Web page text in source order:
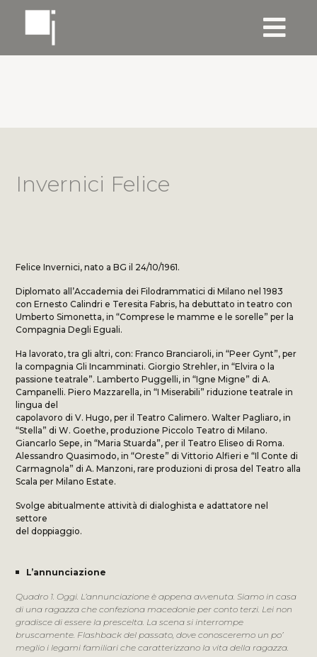
Invernici Felice
Felice Invernici, nato a BG il 24/10/1961.
Diplomato all’Accademia dei Filodrammatici di Milano nel 1983
con Ernesto Calindri e Teresita Fabris, ha debuttato in teatro con
Umberto Simonetta, in “Comprese le mamme e le sorelle” per la
Compagnia Degli Eguali.
Ha lavorato, tra gli altri, con: Franco Branciaroli, in “Peer Gynt”, per
la compagnia Gli Incamminati. Giorgio Strehler, in “Elvira o la
passione teatrale”. Lamberto Puggelli, in “Igne Migne” di A.
Campanelli. Piero Mazzarella, in “I Miserabili” riduzione teatrale in
lingua del
capolavoro di V. Hugo, per il Teatro Calimero. Walter Pagliaro, in
“Stella” di W. Goethe, produzione Piccolo Teatro di Milano.
Giancarlo Sepe, in “Maria Stuarda”, per il Teatro Eliseo di Roma.
Alessandro Quasimodo, in “Oreste” di Vittorio Alfieri e “Il Conte di
Carmagnola” di A. Manzoni, rare produzioni di prosa del Teatro alla
Scala per Milano Estate.
Svolge abitualmente attività di dialoghista e adattatore nel
settore
del doppiaggio.
L’annunciazione
Quadro 1. Oggi. L’annunciazione è appena avvenuta. Siamo in casa
di una ragazza che confeziona macedonie per conto terzi. Lei non
gradisce di essere la prescelta. La scena si interrompe
bruscamente. Flashback del passato, dove conosceremo un po’
meglio i legami familiari che caratterizzano la vita della ragazza.